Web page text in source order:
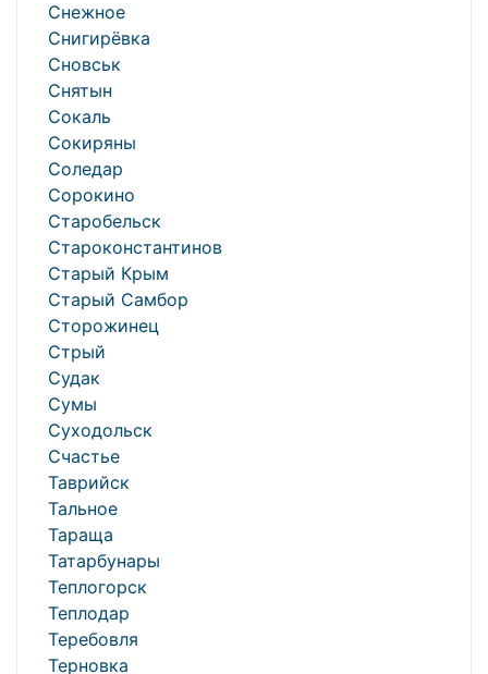
Снежное
Снигирёвка
Сновськ
Снятын
Сокаль
Сокиряны
Соледар
Сорокино
Старобельск
Староконстантинов
Старый Крым
Старый Самбор
Сторожинец
Стрый
Судак
Сумы
Суходольск
Счастье
Таврийск
Тальное
Тараща
Татарбунары
Теплогорск
Теплодар
Теребовля
Терновка